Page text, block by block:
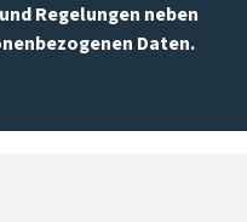
Regelungen neben
Daten.